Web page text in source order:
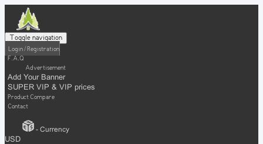
Toggle navigation
Login / Registration
F.A.Q
Advertisement
Add Your Banner
SUPER VIP & VIP prices
Product Compare
Contact
- Currency
USD